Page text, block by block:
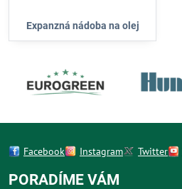
Expanzná nádoba na olej
Facebook Instagram Twitter
PORADÍME VÁM